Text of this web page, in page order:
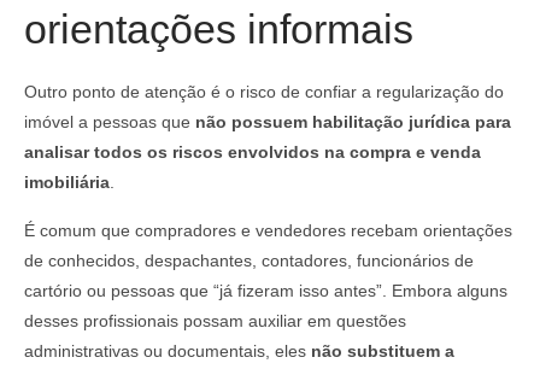
orientações informais
Outro ponto de atenção é o risco de confiar a regularização do
imóvel a pessoas que não possuem habilitação jurídica para
analisar todos os riscos envolvidos na compra e venda
imobiliária.
É comum que compradores e vendedores recebam orientações
de conhecidos, despachantes, contadores, funcionários de
cartório ou pessoas que “já fizeram isso antes”. Embora alguns
desses profissionais possam auxiliar em questões
administrativas ou documentais, eles não substituem a